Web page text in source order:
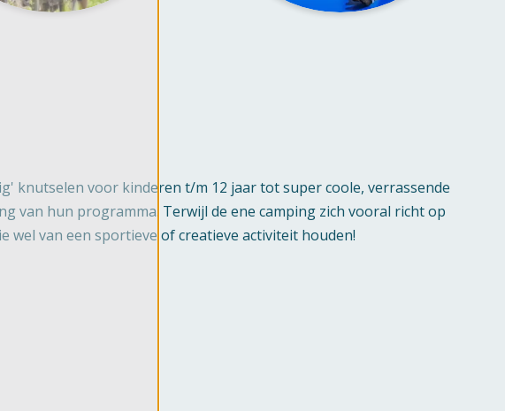
knutselen voor kinderen t/m 12 jaar tot super coole, verrassende
van hun programma. Terwijl de ene camping zich vooral richt op
wel van een sportieve of creatieve activiteit houden!